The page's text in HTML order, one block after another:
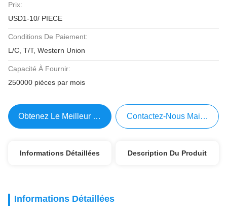
Prix:
USD1-10/ PIECE
Conditions De Paiement:
L/C, T/T, Western Union
Capacité À Fournir:
250000 pièces par mois
Obtenez Le Meilleur Prix Contactez-Nous Maintenant
Informations Détaillées Description Du Produit
Informations Détaillées